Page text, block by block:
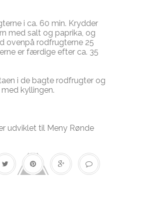
i ca. 60 min. Krydder
med salt og paprika, og
ovenpå rodfrugterne 25
er færdige efter ca. 35
i de bagte rodfrugter og
kyllingen.
udviklet til Meny Rønde